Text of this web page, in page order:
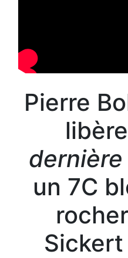
Pierre
libère
dernière
un 7C
Sickert